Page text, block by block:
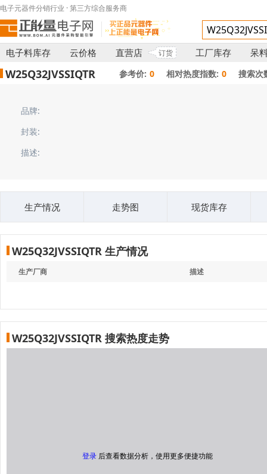
电子元器件分销行业 · 第三方综合服务商
电子料库存 云价格 直营店 订货 工厂库存 呆
W25Q32JVSSIQTR 参考价: 0 相对热度指数: 0 搜索次
品牌:
封装:
描述:
生产情况 走势图 现货库存
W25Q32JVSSIQTR 生产情况
生产厂商 描述
W25Q32JVSSIQTR 搜索热度走势
登录 后查看数据分析，使用更多便捷功能